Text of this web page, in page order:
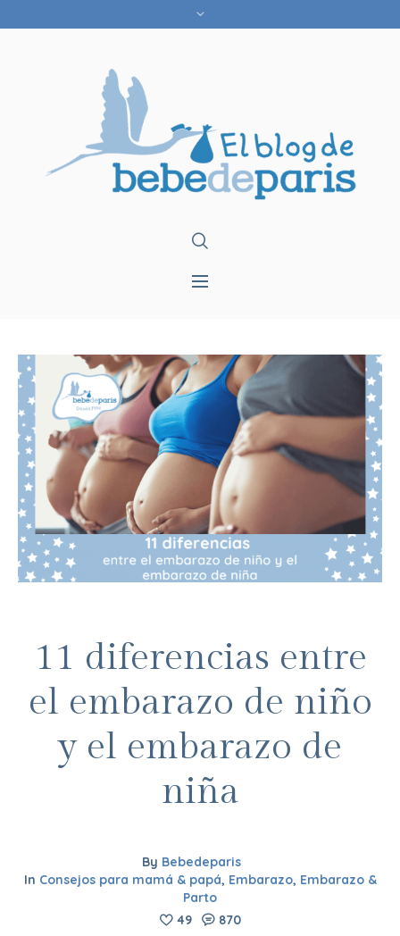
11 diferencias entre
el embarazo de niño
y el embarazo de
niña
By Bebedeparis
In Consejos para mamá & papá, Embarazo, Embarazo &
Parto
49
870